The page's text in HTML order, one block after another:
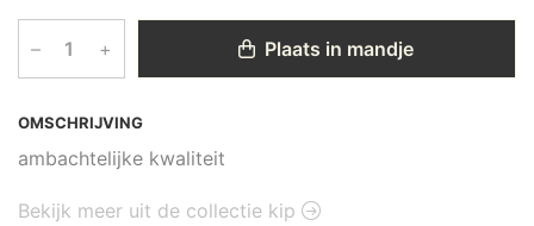
OMSCHRIJVING
ambachtelijke kwaliteit
– + Plaats in mandje
Bekijk meer uit de collectie kip